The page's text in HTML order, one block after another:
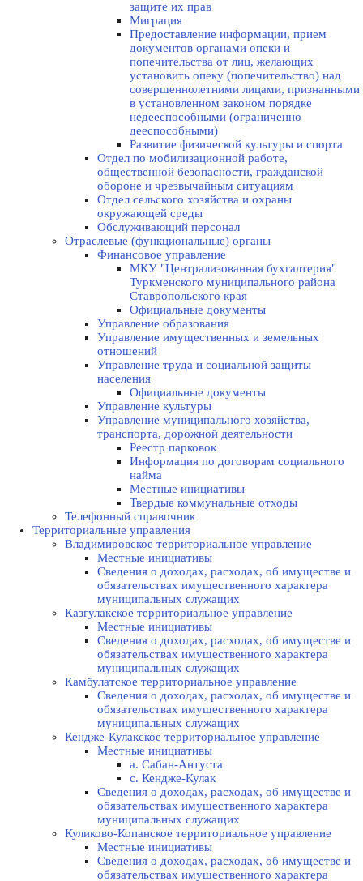
защите их прав
Миграция
Предоставление информации, прием
документов органами опеки и
попечительства от лиц, желающих
установить опеку (попечительство) над
совершеннолетними лицами, признанными
в установленном законом порядке
недееспособными (ограниченно
дееспособными)
Развитие физической культуры и спорта
Отдел по мобилизационной работе,
общественной безопасности, гражданской
оборонe и чрезвычайным ситуациям
Отдел сельского хозяйства и охраны
окружающей среды
Обслуживающий персонал
Отраслевые (функциональные) органы
Финансовое управление
МКУ "Централизованная бухгалтерия"
Туркменского муниципального района
Ставропольского края
Официальные документы
Управление образования
Управление имущественных и земельных
отношений
Управление труда и социальной защиты
населения
Официальные документы
Управление культуры
Управление муниципального хозяйства,
транспорта, дорожной деятельности
Реестр парковок
Информация по договорам социального
найма
Местные инициативы
Твердые коммунальные отходы
Телефонный справочник
Территориальные управления
Владимировское территориальное управление
Местные инициативы
Сведения о доходах, расходах, об имуществе и
обязательствах имущественного характера
муниципальных служащих
Казгулакское территориальное управление
Местные инициативы
Сведения о доходах, расходах, об имуществе и
обязательствах имущественного характера
муниципальных служащих
Камбулатское территориальное управление
Сведения о доходах, расходах, об имуществе и
обязательствах имущественного характера
муниципальных служащих
Кендже-Кулакское территориальное управление
Местные инициативы
а. Сабан-Антуста
с. Кендже-Кулак
Сведения о доходах, расходах, об имуществе и
обязательствах имущественного характера
муниципальных служащих
Куликово-Копанское территориальное управление
Местные инициативы
Сведения о доходах, расходах, об имуществе и
обязательствах имущественного характера